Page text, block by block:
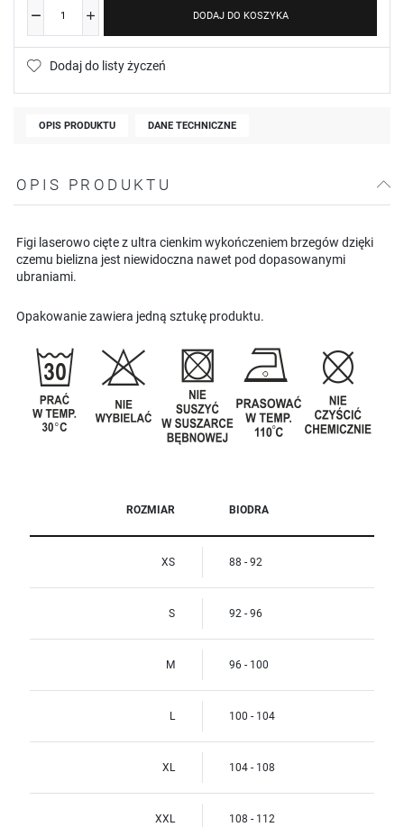
DODAJ DO KOSZYKA
Dodaj do listy życzeń
OPIS PRODUKTU DANE TECHNICZNE
OPIS PRODUKTU
Figi laserowo cięte z ultra cienkim wykończeniem brzegów dzięki
czemu bielizna jest niewidoczna nawet pod dopasowanymi
ubraniami.
Opakowanie zawiera jedną sztukę produktu.
ROZMIAR BIODRA
XS 88 - 92
S 92 - 96
M 96 - 100
L 100 - 104
XL 104 - 108
XXL 108 - 112